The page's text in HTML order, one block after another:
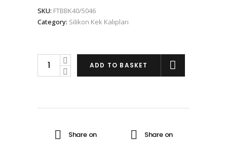
SKU: FTBBK40/5046
Category: Silikon Kek Kalıpları
SİLİKON
PİŞİRİCİ
ADD TO BASKET